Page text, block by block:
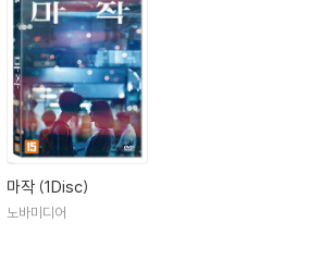
마작 (1Disc)
노바미디어